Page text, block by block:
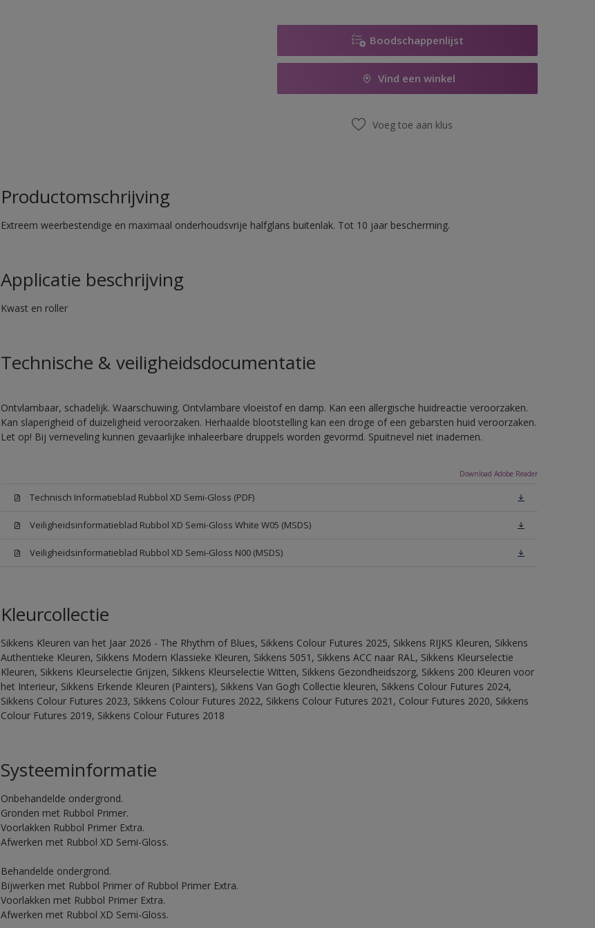
Boodschappenlijst
Vind een winkel
Voeg toe aan klus
Productomschrijving
Extreem weerbestendige en maximaal onderhoudsvrije halfglans buitenlak. Tot 10 jaar bescherming.
Applicatie beschrijving
Kwast en roller
Technische & veiligheidsdocumentatie
Ontvlambaar, schadelijk. Waarschuwing. Ontvlambare vloeistof en damp. Kan een allergische huidreactie veroorzaken.
Kan slaperigheid of duizeligheid veroorzaken. Herhaalde blootstelling kan een droge of een gebarsten huid veroorzaken.
Let op! Bij verneveling kunnen gevaarlijke inhaleerbare druppels worden gevormd. Spuitnevel niet inademen.
Download Adobe Reader
Technisch Informatieblad Rubbol XD Semi-Gloss (PDF)
Veiligheidsinformatieblad Rubbol XD Semi-Gloss White W05 (MSDS)
Veiligheidsinformatieblad Rubbol XD Semi-Gloss N00 (MSDS)
Kleurcollectie
Sikkens Kleuren van het Jaar 2026 - The Rhythm of Blues, Sikkens Colour Futures 2025, Sikkens RIJKS Kleuren, Sikkens
Authentieke Kleuren, Sikkens Modern Klassieke Kleuren, Sikkens 5051, Sikkens ACC naar RAL, Sikkens Kleurselectie
Kleuren, Sikkens Kleurselectie Grijzen, Sikkens Kleurselectie Witten, Sikkens Gezondheidszorg, Sikkens 200 Kleuren voor
het Interieur, Sikkens Erkende Kleuren (Painters), Sikkens Van Gogh Collectie kleuren, Sikkens Colour Futures 2024,
Sikkens Colour Futures 2023, Sikkens Colour Futures 2022, Sikkens Colour Futures 2021, Colour Futures 2020, Sikkens
Colour Futures 2019, Sikkens Colour Futures 2018
Systeeminformatie
Onbehandelde ondergrond.
Gronden met Rubbol Primer.
Voorlakken Rubbol Primer Extra.
Afwerken met Rubbol XD Semi-Gloss.
Behandelde ondergrond.
Bijwerken met Rubbol Primer of Rubbol Primer Extra.
Voorlakken met Rubbol Primer Extra.
Afwerken met Rubbol XD Semi-Gloss.